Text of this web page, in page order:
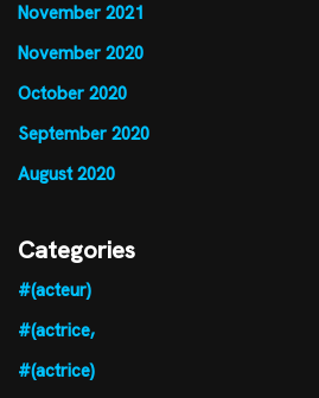
November 2021
November 2020
October 2020
September 2020
August 2020
Categories
#(acteur)
#(actrice,
#(actrice)